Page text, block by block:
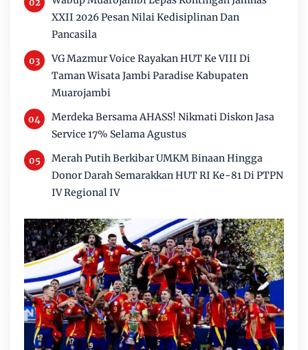
XXII 2026 Pesan Nilai Kedisiplinan Dan
Pancasila
VG Mazmur Voice Rayakan HUT Ke VIII Di
Taman Wisata Jambi Paradise Kabupaten
Muarojambi
Merdeka Bersama AHASS! Nikmati Diskon Jasa
Service 17% Selama Agustus
Merah Putih Berkibar UMKM Binaan Hingga
Donor Darah Semarakkan HUT RI Ke-81 Di PTPN
IV Regional IV